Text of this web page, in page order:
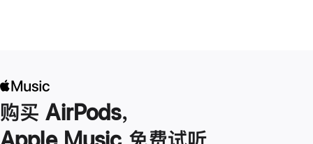
购买 AirPods，